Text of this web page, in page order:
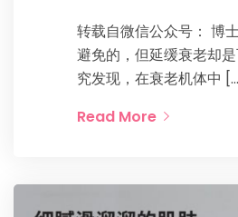
转载自微信公众号： 博
避免的，但延缓衰老却
究发现，在衰老机体中
Read More